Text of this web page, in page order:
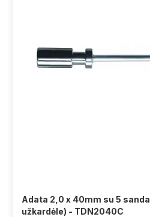
Adata 2,0 x 40mm su 5
užkardėle) - TDN2040C